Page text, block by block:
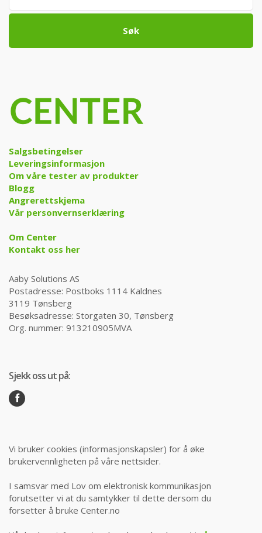
Søk
Salgsbetingelser
Leveringsinformasjon
Om våre tester av produkter
Blogg
Angrerettskjema
Vår personvernserklæring
Om Center
Kontakt oss her
Aaby Solutions AS
Postadresse: Postboks 1114 Kaldnes
3119 Tønsberg
Besøksadresse: Storgaten 30, Tønsberg
Org. nummer: 913210905MVA
Sjekk oss ut på:
Vi bruker cookies (informasjonskapsler) for å øke
brukervennligheten på våre nettsider.
I samsvar med Lov om elektronisk kommunikasjon
forutsetter vi at du samtykker til dette dersom du
forsetter å bruke Center.no